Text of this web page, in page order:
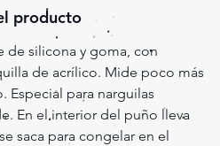
producto
de silicona y goma, con
de acrílico. Mide poco más
Especial para narguilas
En el interior del puño lleva
saca para congelar en el